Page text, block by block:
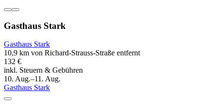
Gasthaus Stark
Gasthaus Stark
10,9 km von Richard-Strauss-Straße entfernt
132 €
inkl. Steuern & Gebühren
10. Aug.–11. Aug.
Gasthaus Stark